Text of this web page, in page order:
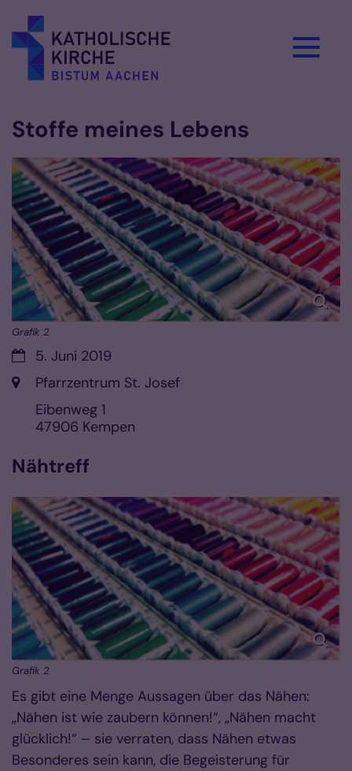
Stoffe meines Lebens
Grafik 2
Datum:5. Juni 2019
Ort: Pfarrzentrum St. Josef
Eibenweg 1
47906 Kempen
Nähtreff
Grafik 2
Es gibt eine Menge Aussagen über das Nähen:
„Nähen ist wie zaubern können!“, „Nähen macht
glücklich!“ – sie verraten, dass Nähen etwas
Besonderes sein kann, die Begeisterung für